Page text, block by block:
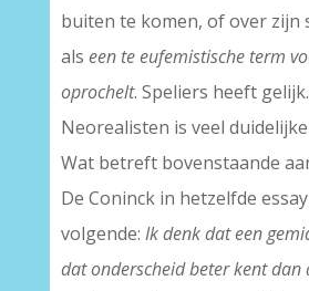
buiten te komen, of over zijn
als een te eufemistische term
oprochelt. Speliers heeft
Neorealisten is veel
Wat betreft bovenstaande
De Coninck in hetzelfde
volgende: Ik denk dat een
dat onderscheid beter kent dan